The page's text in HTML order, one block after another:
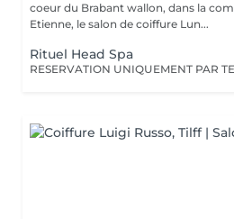
coeur du Brabant wallon, dans la
Etienne, le salon de coiffure Lun...
Rituel Head Spa